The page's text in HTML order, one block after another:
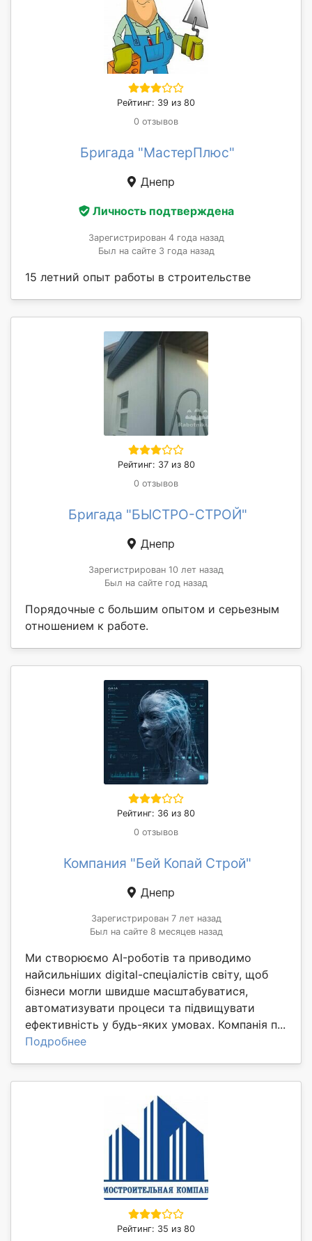
Рейтинг: 39 из 80
0 отзывов
Бригада "МастерПлюс"
Днепр
Личность подтверждена
Зарегистрирован 4 года назад
Был на сайте 3 года назад
15 летний опыт работы в строительстве
Рейтинг: 37 из 80
0 отзывов
Бригада "БЫСТРО-СТРОЙ"
Днепр
Зарегистрирован 10 лет назад
Был на сайте год назад
Порядочные с большим опытом и серьезным
отношением к работе.
Рейтинг: 36 из 80
0 отзывов
Компания "Бей Копай Строй"
Днепр
Зарегистрирован 7 лет назад
Был на сайте 8 месяцев назад
Ми створюємо AI-роботів та приводимо
найсильніших digital-спеціалістів світу, щоб
бізнеси могли швидше масштабуватися,
автоматизувати процеси та підвищувати
ефективність у будь-яких умовах. Компанія п...
Подробнее
Рейтинг: 35 из 80